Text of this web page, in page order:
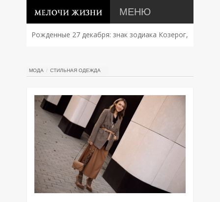
МЕНЮ
Рожденные 27 декабря: знак зодиака Козерог,
МОДА СТИЛЬНАЯ ОДЕЖДА